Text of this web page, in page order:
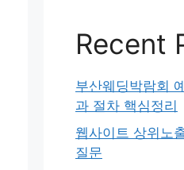
Recent
부산웨딩박람회
과 절차 핵심정리
웹사이트 상위노
질문